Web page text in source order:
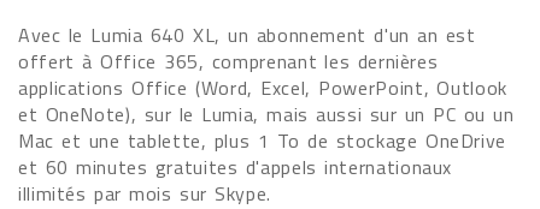
Avec le Lumia 640 XL, un abonnement d'un an est
offert à Office 365, comprenant les dernières
applications Office (Word, Excel, PowerPoint, Outlook
et OneNote), sur le Lumia, mais aussi sur un PC ou un
Mac et une tablette, plus 1 To de stockage OneDrive
et 60 minutes gratuites d'appels internationaux
illimités par mois sur Skype.